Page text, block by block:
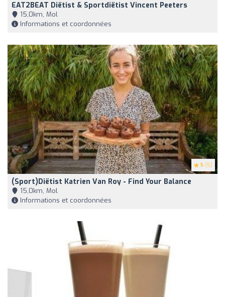
EAT2BEAT Diëtist & Sportdiëtist Vincent Peeters
15,0km, Mol
Informations et coordonnées
5 (5)
(Sport)diëtist Katrien Van Roy - Find Your Balance
15,0km, Mol
Informations et coordonnées